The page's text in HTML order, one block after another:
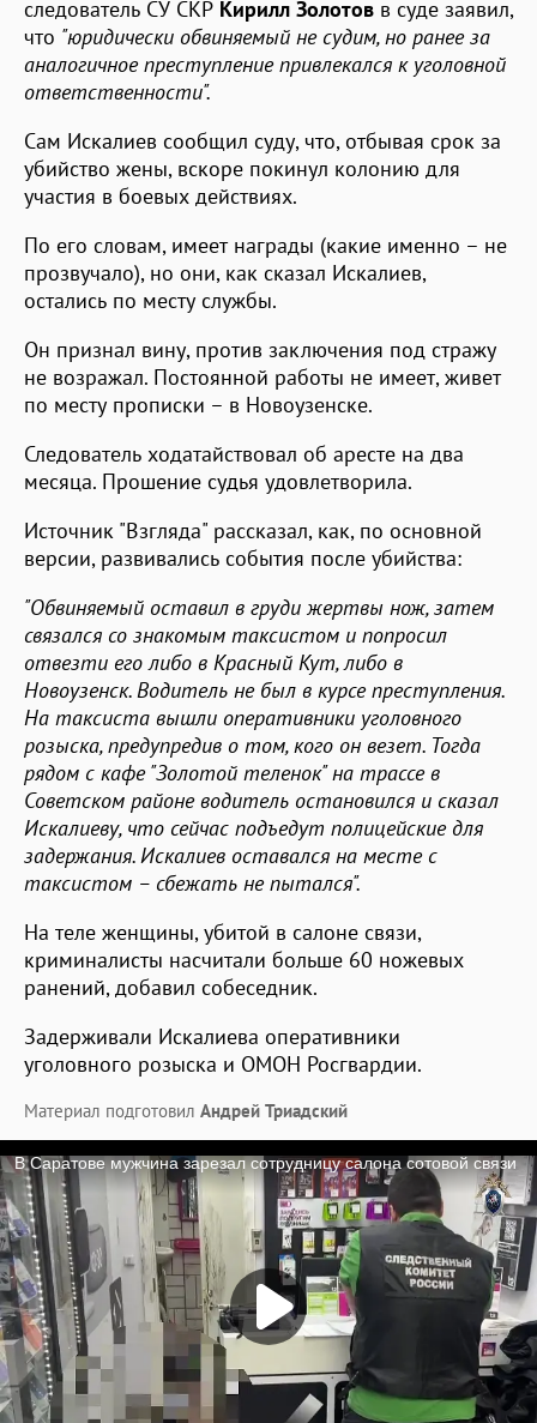
следователь СУ СКР Кирилл Золотов в суде заявил,
что "юридически обвиняемый не судим, но ранее за
аналогичное преступление привлекался к уголовной
ответственности".
Сам Искалиев сообщил суду, что, отбывая срок за
убийство жены, вскоре покинул колонию для
участия в боевых действиях.
По его словам, имеет награды (какие именно – не
прозвучало), но они, как сказал Искалиев,
остались по месту службы.
Он признал вину, против заключения под стражу
не возражал. Постоянной работы не имеет, живет
по месту прописки – в Новоузенске.
Следователь ходатайствовал об аресте на два
месяца. Прошение судья удовлетворила.
Источник "Взгляда" рассказал, как, по основной
версии, развивались события после убийства:
"Обвиняемый оставил в груди жертвы нож, затем
связался со знакомым таксистом и попросил
отвезти его либо в Красный Кут, либо в
Новоузенск. Водитель не был в курсе преступления.
На таксиста вышли оперативники уголовного
розыска, предупредив о том, кого он везет. Тогда
рядом с кафе "Золотой теленок" на трассе в
Советском районе водитель остановился и сказал
Искалиеву, что сейчас подъедут полицейские для
задержания. Искалиев оставался на месте с
таксистом – сбежать не пытался".
На теле женщины, убитой в салоне связи,
криминалисты насчитали больше 60 ножевых
ранений, добавил собеседник.
Задерживали Искалиева оперативники
уголовного розыска и ОМОН Росгвардии.
Материал подготовил Андрей Триадский